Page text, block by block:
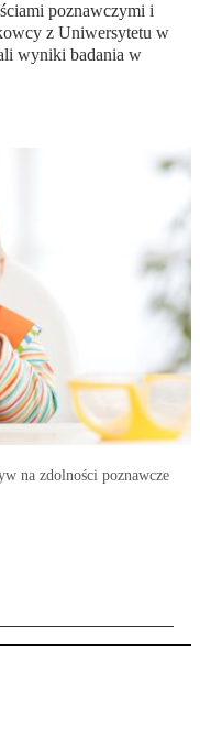
poznawczymi i
z Uniwersytetu w
wyniki badania w
na zdolności poznawcze